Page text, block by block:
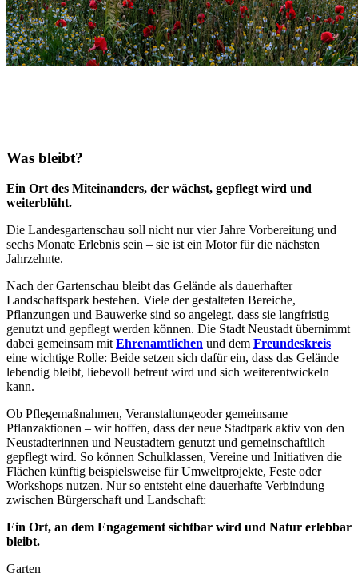
Was bleibt?
Ein Ort des Miteinanders, der wächst, gepflegt wird und
weiterblüht.
Die Landesgartenschau soll nicht nur vier Jahre Vorbereitung und
sechs Monate Erlebnis sein – sie ist ein Motor für die nächsten
Jahrzehnte.
Nach der Gartenschau bleibt das Gelände als dauerhafter
Landschaftspark bestehen. Viele der gestalteten Bereiche,
Pflanzungen und Bauwerke sind so angelegt, dass sie langfristig
genutzt und gepflegt werden können. Die Stadt Neustadt übernimmt
dabei gemeinsam mit Ehrenamtlichen und dem Freundeskreis
eine wichtige Rolle: Beide setzen sich dafür ein, dass das Gelände
lebendig bleibt, liebevoll betreut wird und sich weiterentwickeln
kann.
Ob Pflegemaßnahmen, Veranstaltungeoder gemeinsame
Pflanzaktionen – wir hoffen, dass der neue Stadtpark aktiv von den
Neustadterinnen und Neustadtern genutzt und gemeinschaftlich
gepflegt wird. So können Schulklassen, Vereine und Initiativen die
Flächen künftig beispielsweise für Umweltprojekte, Feste oder
Workshops nutzen. Nur so entsteht eine dauerhafte Verbindung
zwischen Bürgerschaft und Landschaft:
Ein Ort, an dem Engagement sichtbar wird und Natur erlebbar
bleibt.
Garten